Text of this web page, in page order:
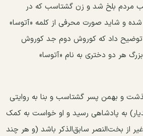
مردم بلخ شد و زن گشتاسب که در
و شاید صورت محرفی از کلمه «آتوسا»
توضیح داد که کوروش دوم جد کوروش
هر دو دختری به نام «آتوسا»
و بهمن پسر گشتاسب و بنا به روایتی
به پادشاهی رسید و او خواست به کمک
از بخت‌النصر سابق‌الذکر باشد (و هر چند